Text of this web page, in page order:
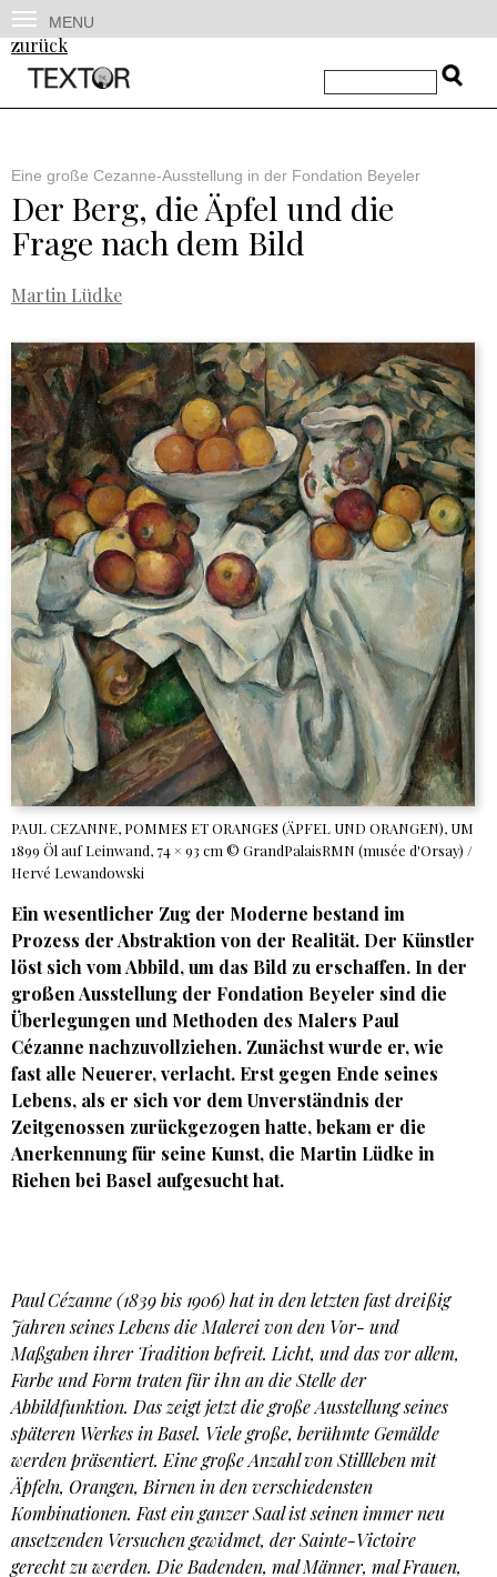
MENU
zurück
Eine große Cezanne-Ausstellung in der Fondation Beyeler
Der Berg, die Äpfel und die
Frage nach dem Bild
Martin Lüdke
PAUL CEZANNE, POMMES ET ORANGES (ÄPFEL UND ORANGEN), UM
1899 Öl auf Leinwand, 74 × 93 cm © GrandPalaisRMN (musée d'Orsay) /
Hervé Lewandowski
Ein wesentlicher Zug der Moderne bestand im
Prozess der Abstraktion von der Realität. Der Künstler
löst sich vom Abbild, um das Bild zu erschaffen. In der
großen Ausstellung der Fondation Beyeler sind die
Überlegungen und Methoden des Malers Paul
Cézanne nachzuvollziehen. Zunächst wurde er, wie
fast alle Neuerer, verlacht. Erst gegen Ende seines
Lebens, als er sich vor dem Unverständnis der
Zeitgenossen zurückgezogen hatte, bekam er die
Anerkennung für seine Kunst, die Martin Lüdke in
Riehen bei Basel aufgesucht hat.
Paul Cézanne (1839 bis 1906) hat in den letzten fast dreißig
Jahren seines Lebens die Malerei von den Vor- und
Maßgaben ihrer Tradition befreit. Licht, und das vor allem,
Farbe und Form traten für ihn an die Stelle der
Abbildfunktion. Das zeigt jetzt die große Ausstellung seines
späteren Werkes in Basel. Viele große, berühmte Gemälde
werden präsentiert. Eine große Anzahl von Stillleben mit
Äpfeln, Orangen, Birnen in den verschiedensten
Kombinationen. Fast ein ganzer Saal ist seinen immer neu
ansetzenden Versuchen gewidmet, der Sainte-Victoire
gerecht zu werden. Die Badenden, mal Männer, mal Frauen,